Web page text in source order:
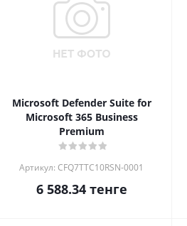
Microsoft Defender Suite for
Microsoft 365 Business
Premium
Артикул: CFQ7TTC10RSN-0001
6 588.34тенге